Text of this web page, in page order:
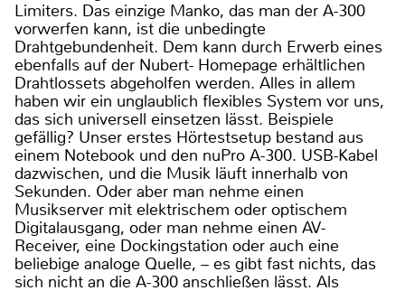
Limiters. Das einzige Manko, das man der A-300
vorwerfen kann, ist die unbedingte
Drahtgebundenheit. Dem kann durch Erwerb eines
ebenfalls auf der Nubert- Homepage erhältlichen
Drahtlossets abgeholfen werden. Alles in allem
haben wir ein unglaublich flexibles System vor uns,
das sich universell einsetzen lässt. Beispiele
gefällig? Unser erstes Hörtestsetup bestand aus
einem Notebook und den nuPro A-300. USB-Kabel
dazwischen, und die Musik läuft innerhalb von
Sekunden. Oder aber man nehme einen
Musikserver mit elektrischem oder optischem
Digitalausgang, oder man nehme einen AV-
Receiver, eine Dockingstation oder auch eine
beliebige analoge Quelle, – es gibt fast nichts, das
sich nicht an die A-300 anschließen lässt. Als